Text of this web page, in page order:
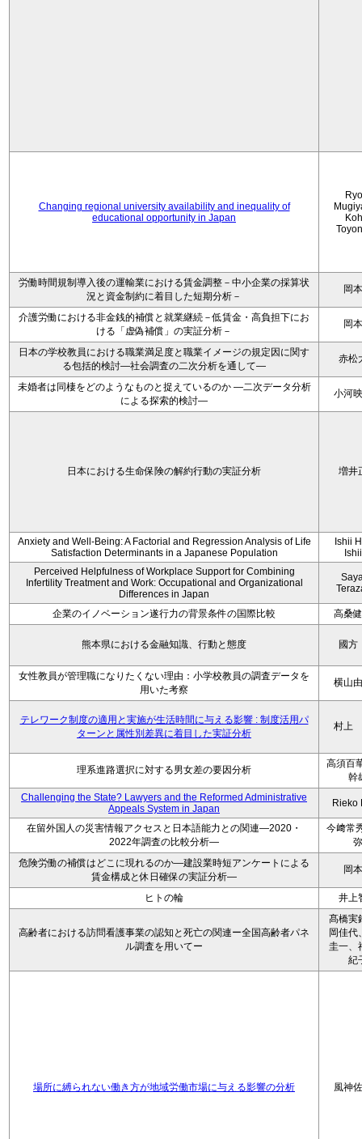
Changing regional university availability and inequality of
educational opportunity in Japan
労働時間規制導入後の運輸業における賃金調整－中小企業の採算状
況と資金制約に着目した短期分析－
岡
介護労働における非金銭的補償と就業継続－低賃金・高負担下にお
ける「虚偽補償」の実証分析－
岡
日本の学校教員における職業満足度と職業イメージの規定因に関す
る包括的検討―社会調査の二次分析を通して―
赤松
未婚者は同棲をどのようなものと捉えているのか —二次データ分析
による探索的検討—
小河
日本における生命保険の解約行動の実証分析 増井
Anxiety and Well-Being: A Factorial and Regression Analysis of Life
Satisfaction Determinants in a Japanese Population
Ishii
Perceived Helpfulness of Workplace Support for Combining
Infertility Treatment and Work: Occupational and Organizational
Differences in Japan
企業のイノベーション遂行力の背景条件の国際比較 高桑
熊本県における金融知識、行動と態度 國
女性教員が管理職になりたくない理由：小学校教員の調査データを
用いた考察
横山
テレワーク制度の適用と実施が生活時間に与える影響 : 制度活用パ
ターンと属性別差異に着目した実証分析
村上
理系進路選択に対する男女差の要因分析
高須百
幹
Challenging the State? Lawyers and the Reformed Administrative
Appeals System in Japan
Rieko
在留外国人の災害情報アクセスと日本語能力との関連―2020・
2022年調査の比較分析―
今﨑常
弥
危険労働の補償はどこに現れるのか―建設業時短アンケートによる
賃金構成と休日確保の実証分析―
岡
ヒトの輪 井上
高齢者における訪問看護事業の認知と死亡の関連ー全国高齢者パネ
ル調査を用いてー
髙橋実
岡佳代
圭一、
紀
場所に縛られない働き方が地域労働市場に与える影響の分析 風神